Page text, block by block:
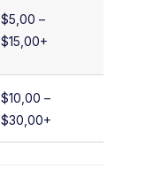
$5,00 –
$15,00+
$10,00 –
$30,00+